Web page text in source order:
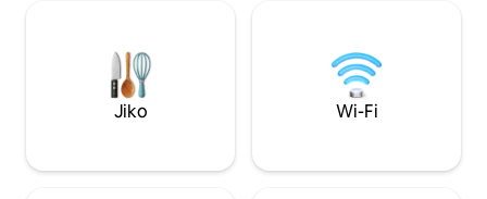
Jiko Wi-Fi